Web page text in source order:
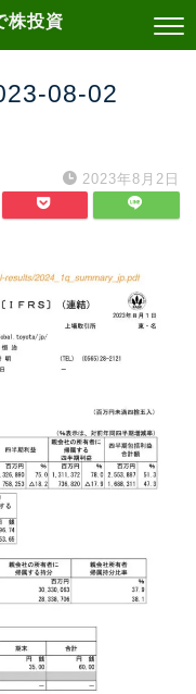
株投資
08-02
2023年8月2日